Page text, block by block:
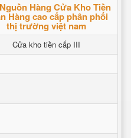
Hàng Cửa Kho Tiền
Hàng cao cấp phân phối
thị trường việt nam
Cửa kho tiền cấp III